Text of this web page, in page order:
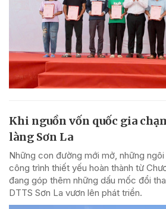
Khi nguồn vốn quốc gia
làng Sơn La
Những con đường mới mở, những ngôi
công trình thiết yếu hoàn thành từ
đang góp thêm những dấu mốc đổi
DTTS Sơn La vươn lên phát triển.